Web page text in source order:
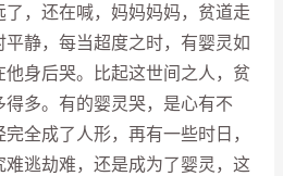
，还在喊，妈妈妈妈，贫道走
静，每当超度之时，有婴灵如
身后哭。比起这世间之人，贫
多。有的婴灵哭，是心有不
全成了人形，再有一些时日，
逃劫难，还是成为了婴灵，这